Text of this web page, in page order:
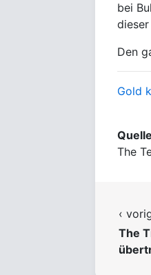
bei
Den
Gold
Quelle
The
‹
The